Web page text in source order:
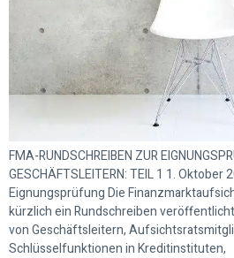
FMA-RUNDSCHREIBEN ZUR
GESCHÄFTSLEITERN: TEIL 1 1. Oktober
Eignungsprüfung Die
kürzlich ein Rundschreiben
von Geschäftsleitern,
Schlüsselfunktionen in Kreditinstituten,